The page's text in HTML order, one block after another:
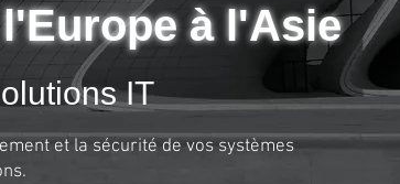
à l'Asie
IT
et la sécurité de vos systèmes